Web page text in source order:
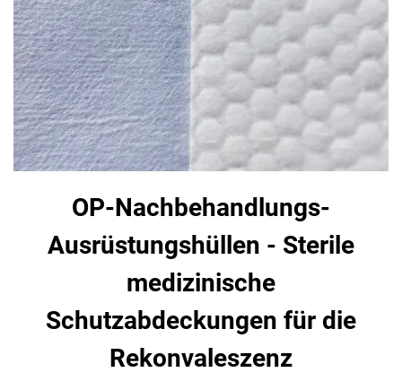
OP-Nachbehandlungs-
Ausrüstungshüllen - Sterile
medizinische
Schutzabdeckungen für die
Rekonvaleszenz